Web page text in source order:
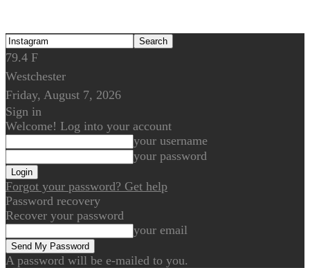
79.4 F
Westchester
Friday, August 7, 2026
Sign in
Welcome! Log into your account
your username
your password
Forgot your password? Get help
Password recovery
Recover your password
your email
A password will be e-mailed to you.